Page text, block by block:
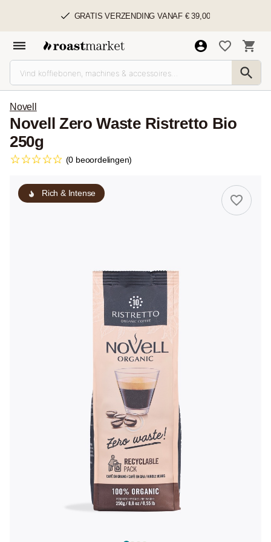
GRATIS VERZENDING VANAF € 39,00
Novell
Novell Zero Waste Ristretto Bio
250g
(0 beoordelingen)
Rich & Intense